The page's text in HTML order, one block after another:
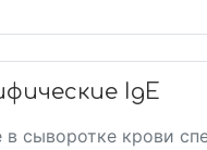
IgЕ
сыворотке крови